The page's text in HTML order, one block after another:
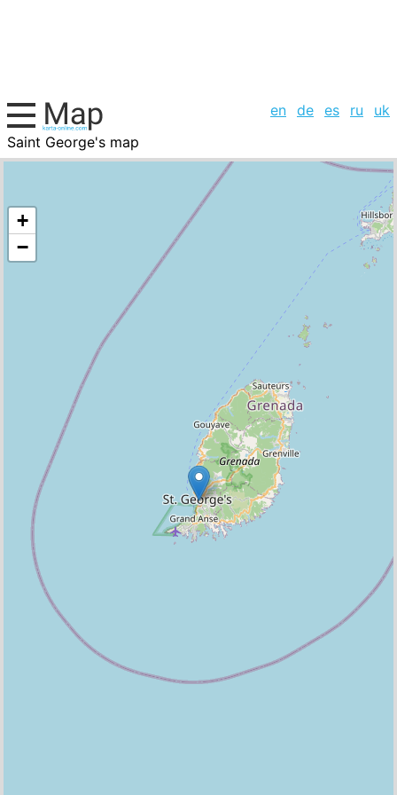
en de es ru
uk
Saint George's map
Grenada, cities list
+
−